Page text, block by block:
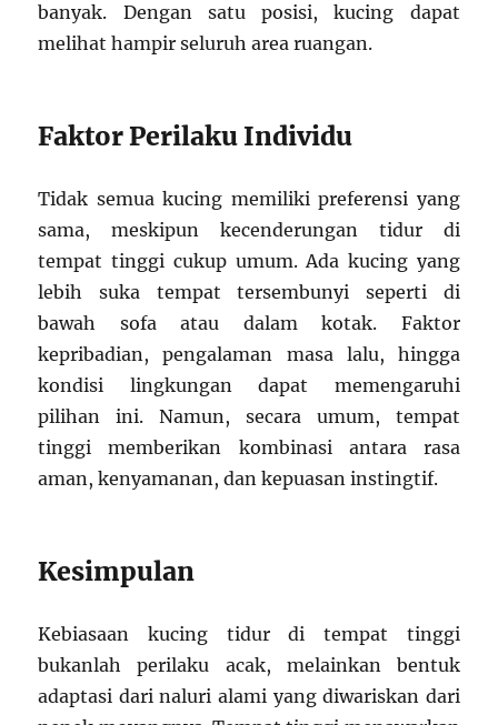
banyak. Dengan satu posisi, kucing dapat
melihat hampir seluruh area ruangan.
Faktor Perilaku Individu
Tidak semua kucing memiliki preferensi yang
sama, meskipun kecenderungan tidur di
tempat tinggi cukup umum. Ada kucing yang
lebih suka tempat tersembunyi seperti di
bawah sofa atau dalam kotak. Faktor
kepribadian, pengalaman masa lalu, hingga
kondisi lingkungan dapat memengaruhi
pilihan ini. Namun, secara umum, tempat
tinggi memberikan kombinasi antara rasa
aman, kenyamanan, dan kepuasan instingtif.
Kesimpulan
Kebiasaan kucing tidur di tempat tinggi
bukanlah perilaku acak, melainkan bentuk
adaptasi dari naluri alami yang diwariskan dari